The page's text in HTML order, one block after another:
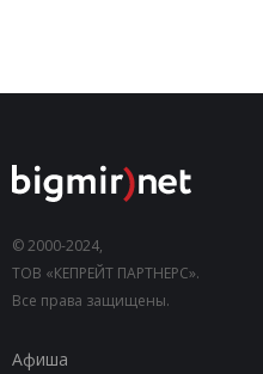
© 2000-2024,
ТОВ «КЕПРЕЙТ ПАРТНЕРС».
Все права защищены.
Афиша